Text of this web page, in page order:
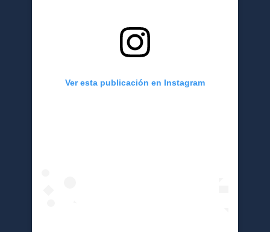
Ver esta publicación en Instagram